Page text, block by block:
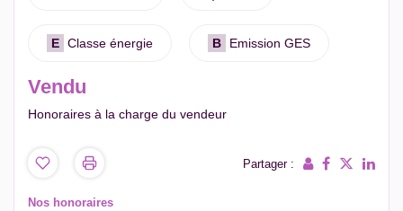
E Classe énergie B Emission GES
Vendu
Honoraires à la charge du vendeur
Partager :
Nos honoraires